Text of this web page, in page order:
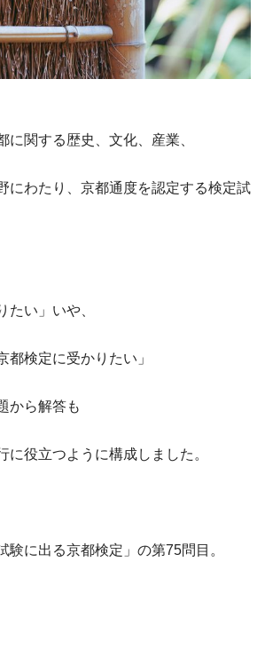
に関する歴史、文化、産業、
にわたり、京都通度を認定する検定試
たい」いや、
都検定に受かりたい」
から解答も
に役立つように構成しました。
験に出る京都検定」の第75問目。